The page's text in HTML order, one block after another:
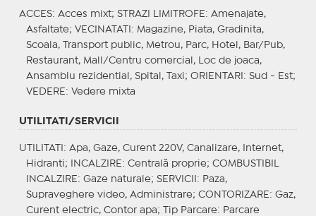
ACCES: Acces mixt; STRAZI LIMITROFE : Amenajate,
Asfaltate; VECINATATI : Magazine, Piata, Gradinita,
Scoala, Transport public, Metrou, Parc, Hotel, Bar/Pub,
Restaurant, Mall/Centru comercial, Loc de joaca,
Ansamblu rezidential, Spital, Taxi; ORIENTARI : Sud - Est;
VEDERE : Vedere mixta
UTILITATI/SERVICII
UTILITATI : Apa, Gaze, Curent 220V, Canalizare, Internet,
Hidranti;
INCALZIRE : Centrală proprie; COMBUSTIBIL
INCALZIRE : Gaze naturale; SERVICII : Paza,
Supraveghere video, Administrare; CONTORIZARE : Gaz,
Curent electric, Contor apa;
Tip Parcare: Parcare